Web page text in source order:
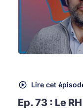
Lire cet
Ep. 73 : Le